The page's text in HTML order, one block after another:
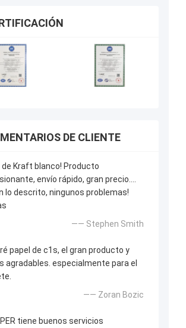
DE CLIENTE
de Kraft blanco! Producto
envío rápido, gran precio….
lo descrito, ningunos problemas!
—— Stephen Smith
papel de c1s, el gran producto y
agradables. especialmente para el
—— Zoran Bozic
tiene buenos servicios